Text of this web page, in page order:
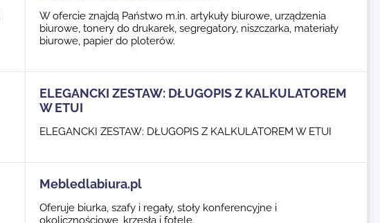
W ofercie znajdą Państwo m.in. artykuły biurowe, urządzenia
biurowe, tonery do drukarek, segregatory, niszczarka, materiały
biurowe, papier do ploterów.
ELEGANCKI ZESTAW: DŁUGOPIS Z KALKULATOREM
W ETUI
ELEGANCKI ZESTAW: DŁUGOPIS Z KALKULATOREM W ETUI
Mebledlabiura.pl
Oferuje biurka, szafy i regały, stoły konferencyjne i
okolicznościowe, krzesła i fotele.